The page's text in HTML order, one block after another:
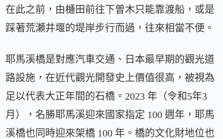
在此之前，由樋田前往下曽木只能靠渡船，或是
踩著荒瀬井堰的堤岸步行而過，往來相當不便。
耶馬溪橋是對應汽車交通、日本最早期的觀光道
路設施，在近代觀光開發史上價值很高，被視為
足以代表大正年間的石橋。2023 年（令和5年3
月），名勝耶馬溪迎來國家指定 100 週年，耶馬
溪橋也同時迎來架橋 100 年。橋的文化財地位也